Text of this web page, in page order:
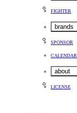
FIGHTER
brands
SPONSOR
CALENDAR
about
LICENSE